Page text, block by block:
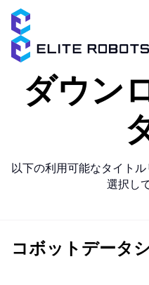
ダウン
以下の利用可能なタイト
選択し
コボットデータ